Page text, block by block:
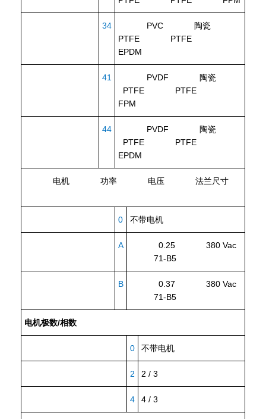
34
PVC 陶瓷
PTFE PTFE
EPDM
41
PVDF 陶瓷
PTFE PTFE
FPM
44
PVDF 陶瓷
PTFE PTFE
EPDM
电机 功率 电压 法兰尺寸
0 不带电机
A
0.25 380 Vac
71-B5
B
0.37 380 Vac
71-B5
电机极数/相数
0 不带电机
2 2 / 3
4 4 / 3